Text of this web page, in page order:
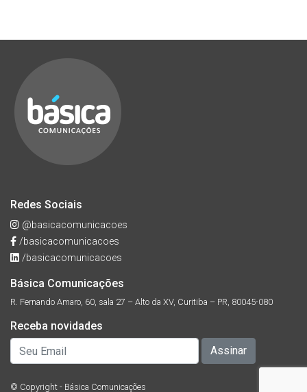
Redes Sociais
@basicacomunicacoes
/basicacomunicacoes
/basicacomunicacoes
Básica Comunicações
R. Fernando Amaro, 60, sala 27 – Alto da XV, Curitiba – PR, 80045-080
Receba novidades
© Copyright - Básica Comunicações